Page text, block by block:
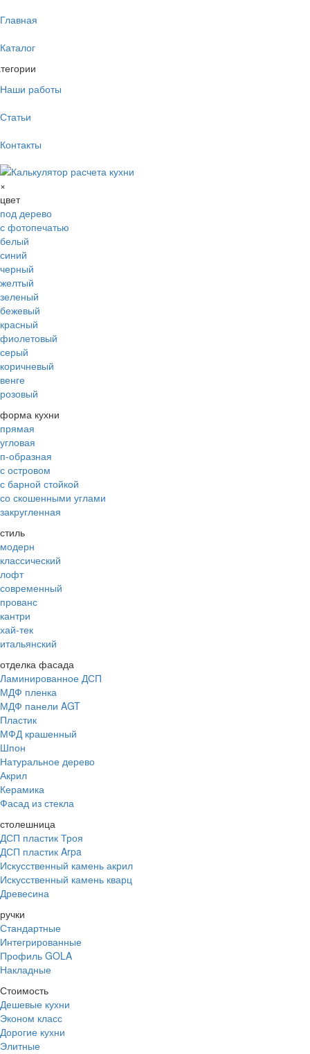
Главная
Каталог
Наши работы
Статьи
Контакты
×
цвет
под дерево
с фотопечатью
белый
синий
черный
желтый
зеленый
бежевый
красный
фиолетовый
серый
коричневый
венге
розовый
форма кухни
прямая
угловая
п-образная
с островом
с барной стойкой
со скошенными углами
закругленная
стиль
модерн
классический
лофт
современный
прованс
кантри
хай-тек
итальянский
отделка фасада
Ламинированное ДСП
МДФ пленка
МДФ панели AGT
Пластик
МФД крашенный
Шпон
Натуральное дерево
Акрил
Керамика
Фасад из стекла
столешница
ДСП пластик Троя
ДСП пластик Arpa
Искусственный камень акрил
Искусственный камень кварц
Древесина
ручки
Стандартные
Интегрированные
Профиль GOLA
Накладные
Стоимость
Дешевые кухни
Эконом класс
Дорогие кухни
Элитные